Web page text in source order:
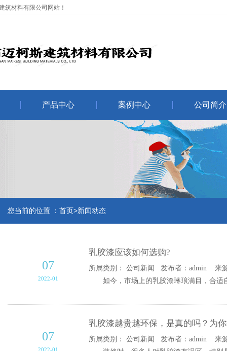
筑材料有限公司网站！
产品中心 案例中心 公司简介
您当前的位置 ：首页>新闻动态
07
2022-01
乳胶漆应该如何选购?
所属类别： 公司新闻 发布者：admin 来
如今，市场上的乳胶漆琳琅满目，合适
07
2022-01
乳胶漆越贵越环保，是真的吗？为
所属类别： 公司新闻 发布者：admin 来